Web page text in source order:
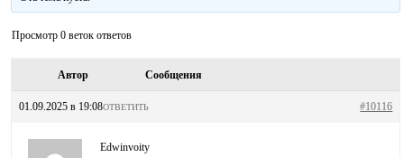
Просмотр 0 веток ответов
Автор Сообщения
01.09.2025 в 19:08 #10116
ОТВЕТИТЬ
Edwinvoity